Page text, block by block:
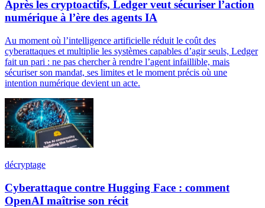
Après les cryptoactifs, Ledger veut sécuriser l’action
numérique à l’ère des agents IA
Au moment où l’intelligence artificielle réduit le coût des
cyberattaques et multiplie les systèmes capables d’agir seuls, Ledger
fait un pari : ne pas chercher à rendre l’agent infaillible, mais
sécuriser son mandat, ses limites et le moment précis où une
intention numérique devient un acte.
décryptage
Cyberattaque contre Hugging Face : comment
OpenAI maîtrise son récit